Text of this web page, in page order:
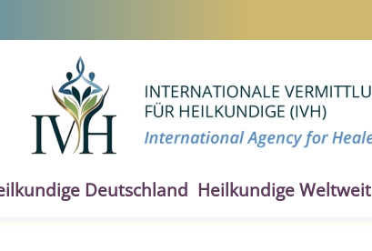
Deutschland Heilkundige Weltweit